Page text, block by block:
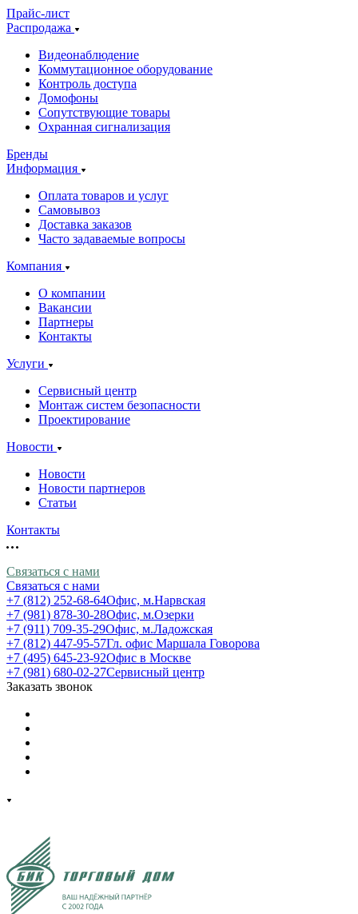
Прайс-лист
Распродажа
Видеонаблюдение
Коммутационное оборудование
Контроль доступа
Домофоны
Сопутствующие товары
Охранная сигнализация
Бренды
Информация
Оплата товаров и услуг
Самовывоз
Доставка заказов
Часто задаваемые вопросы
Компания
О компании
Вакансии
Партнеры
Контакты
Услуги
Сервисный центр
Монтаж систем безопасности
Проектирование
Новости
Новости
Новости партнеров
Статьи
Контакты
Связаться с нами
Связаться с нами
+7 (812) 252-68-64Офис, м.Нарвская
+7 (981) 878-30-28Офис, м.Озерки
+7 (911) 709-35-29Офис, м.Ладожская
+7 (812) 447-95-57Гл. офис Маршала Говорова
+7 (495) 645-23-92Офис в Москве
+7 (981) 680-02-27Сервисный центр
Заказать звонок